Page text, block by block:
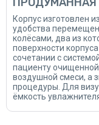
Корпус изготовлен
удобства
колёсами, два из
поверхности
сочетании с
пациенту
воздушной смеси, а
процедуры. Для
ёмкость